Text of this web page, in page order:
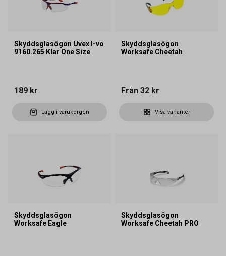
Skyddsglasögon Uvex I-vo
9160.265 Klar One Size
189 kr
Lägg i varukorgen
Skyddsglasögon
Worksafe Cheetah
Från 32 kr
Visa varianter
Skyddsglasögon
Worksafe Eagle
Skyddsglasögon
Worksafe Cheetah PRO